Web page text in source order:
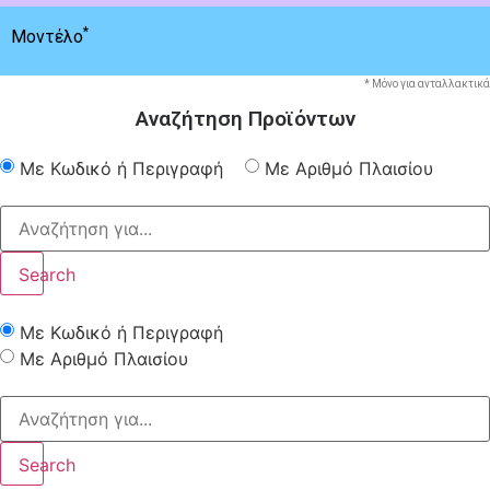
Μοντέλο*
* Μόνο για ανταλλακτικά
Αναζήτηση Προϊόντων
Με Κωδικό ή Περιγραφή Με Αριθμό Πλαισίου
Search
Με Κωδικό ή Περιγραφή
Με Αριθμό Πλαισίου
Search